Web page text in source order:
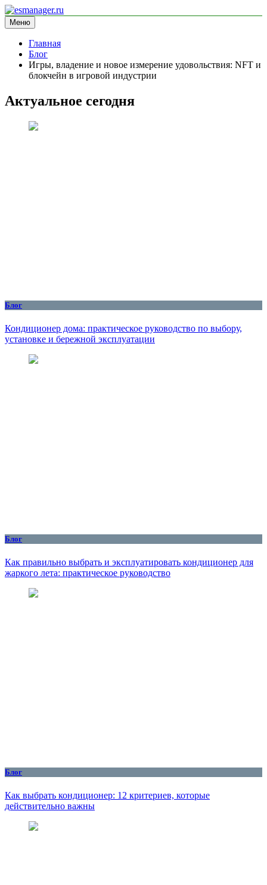
Перейти
к
содержимому
esmanager.ru
информационный сайт
Меню
Главная
Блог
Игры, владение и новое измерение удовольствия: NFT и
блокчейн в игровой индустрии
Актуальное сегодня
Блог
Кондиционер дома: практическое руководство по выбору,
установке и бережной эксплуатации
Блог
Как правильно выбрать и эксплуатировать кондиционер для
жаркого лета: практическое руководство
Блог
Как выбрать кондиционер: 12 критериев, которые
действительно важны